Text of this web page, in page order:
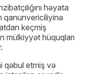
həyata
qanunvericiliyinə
keçmiş
mülkiyyət hüquqları
qəbul etmiş və